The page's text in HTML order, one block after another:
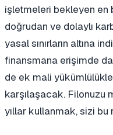
işletmeleri bekleyen en
doğrudan ve dolaylı
yasal sınırların altına
finansmana erişimde
de ek mali
karşılaşacak. Filonuzu
yıllar kullanmak, sizi bu